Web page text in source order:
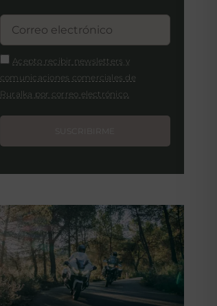
Acepto recibir newsletters y
comunicaciones comerciales de
Ruralka por correo electrónico.